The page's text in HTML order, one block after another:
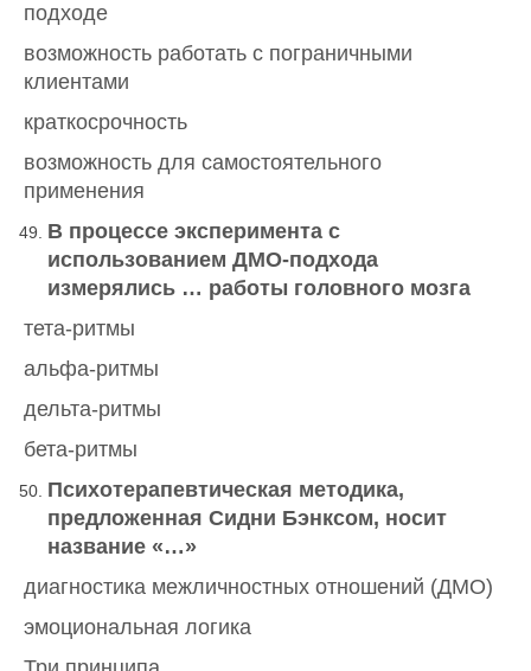
подходе
возможность работать с пограничными
клиентами
краткосрочность
возможность для самостоятельного
применения
В процессе эксперимента с
использованием ДМО-подхода
измерялись … работы головного мозга
тета-ритмы
альфа-ритмы
дельта-ритмы
бета-ритмы
Психотерапевтическая методика,
предложенная Сидни Бэнксом, носит
название «…»
диагностика межличностных отношений (ДМО)
эмоциональная логика